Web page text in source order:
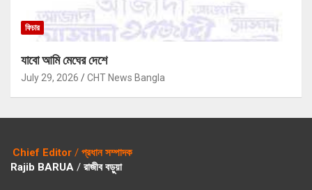
ফিচার
যাবো আমি মেঘের দেশে
July 29, 2026 CHT News Bangla
Chief Editor / প্রধান সম্পাদক
Rajib BARUA / রাজীব বড়ুয়া